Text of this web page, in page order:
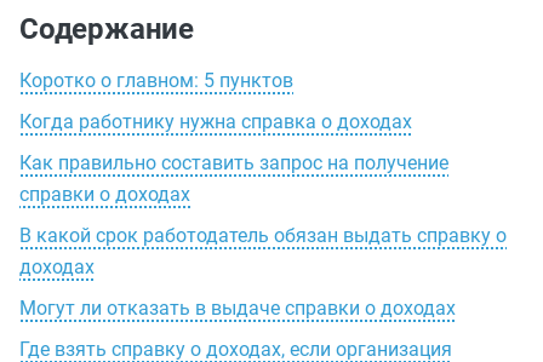
Содержание
Коротко о главном: 5 пунктов
Когда работнику нужна справка о доходах
Как правильно составить запрос на получение
справки о доходах
В какой срок работодатель обязан выдать справку о
доходах
Могут ли отказать в выдаче справки о доходах
Где взять справку о доходах, если организация